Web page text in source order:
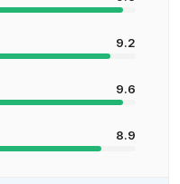
9.2
9.6
8.9